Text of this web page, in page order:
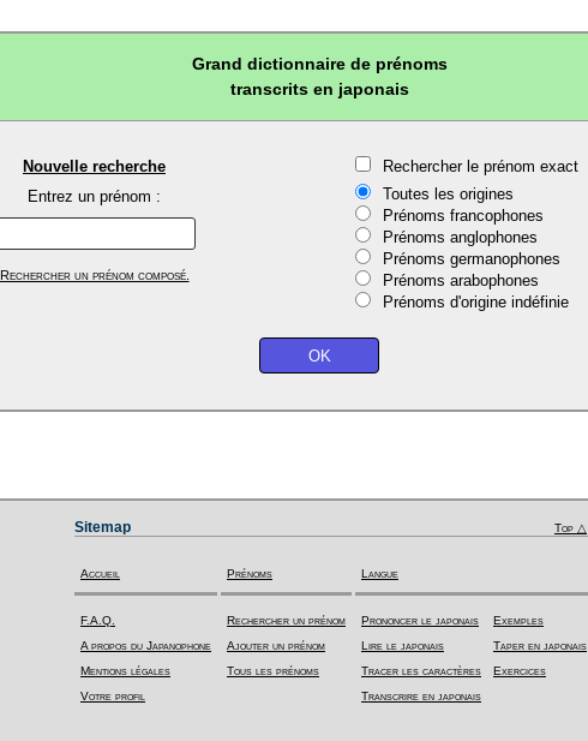
Grand dictionnaire de prénoms
transcrits en japonais
Nouvelle recherche
Entrez un prénom :
Rechercher un prénom composé.
Rechercher le prénom exact
Toutes les origines
Prénoms francophones
Prénoms anglophones
Prénoms germanophones
Prénoms arabophones
Prénoms d'origine indéfinie
Sitemap Top △
Accueil
F.A.Q.
A propos du Japanophone
Mentions légales
Votre profil
Prénoms
Rechercher un prénom
Ajouter un prénom
Tous les prénoms
Langue
Prononcer le japonais
Lire le japonais
Tracer les caractères
Transcrire en japonais
Exemples
Taper en japonais
Exercices